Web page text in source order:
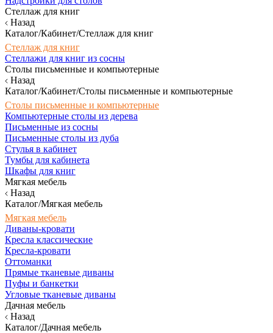
Стеллаж для книг
Назад
Каталог/Кабинет/Стеллаж для книг
Стеллаж для книг
Стеллажи для книг из сосны
Столы письменные и компьютерные
Назад
Каталог/Кабинет/Столы письменные и компьютерные
Столы письменные и компьютерные
Компьютерные столы из дерева
Письменные из сосны
Письменные столы из дуба
Стулья в кабинет
Тумбы для кабинета
Шкафы для книг
Мягкая мебель
Назад
Каталог/Мягкая мебель
Мягкая мебель
Диваны-кровати
Кресла классические
Кресла-кровати
Оттоманки
Прямые тканевые диваны
Пуфы и банкетки
Угловые тканевые диваны
Дачная мебель
Назад
Каталог/Дачная мебель